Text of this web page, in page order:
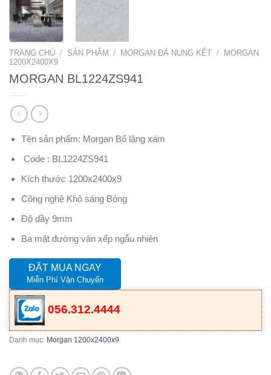
TRANG CHỦ / SẢN PHẨM / MORGAN ĐÁ NUNG KẾT /
MORGAN
1200X2400X9
MORGAN BL1224ZS941
Tên sản phẩm: Morgan Bố lãng xám
Code : BL1224ZS941
Kích thước 1200x2400x9
Công nghệ Khô sáng Bóng
Độ dầy 9mm
Ba mặt đường vân xếp ngẫu nhiên
ĐẶT MUA NGAY
Miễn Phí Vận Chuyển
056.312.4444
Danh mục: Morgan 1200x2400x9